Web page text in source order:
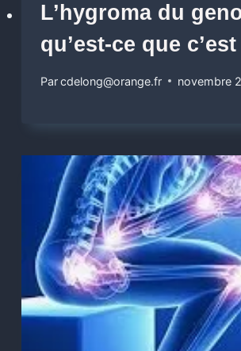
L’hygroma du
qu’est-ce que c’est
Parcdelong@orange.fr novembre